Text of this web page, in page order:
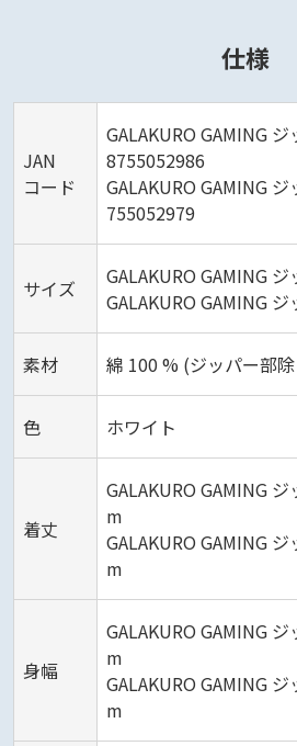
仕様
JAN
コード
GALAKURO GAMING
8755052986
GALAKURO GAMING
755052979
サイズ
GALAKURO GAMING
GALAKURO GAMING
素材 綿 100 % (ジッパー部
色 ホワイト
着丈
GALAKURO GAMING
m
GALAKURO GAMING
m
身幅
GALAKURO GAMING
m
GALAKURO GAMING
m